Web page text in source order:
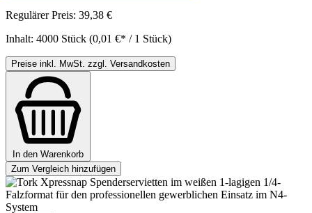
Regulärer Preis: 39,38 €
Inhalt: 4000 Stück (0,01 €* / 1 Stück)
Preise inkl. MwSt. zzgl. Versandkosten
In den Warenkorb
Zum Vergleich hinzufügen